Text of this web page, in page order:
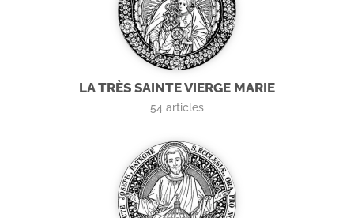
LA TRÈS SAINTE VIERGE MARIE
54 articles